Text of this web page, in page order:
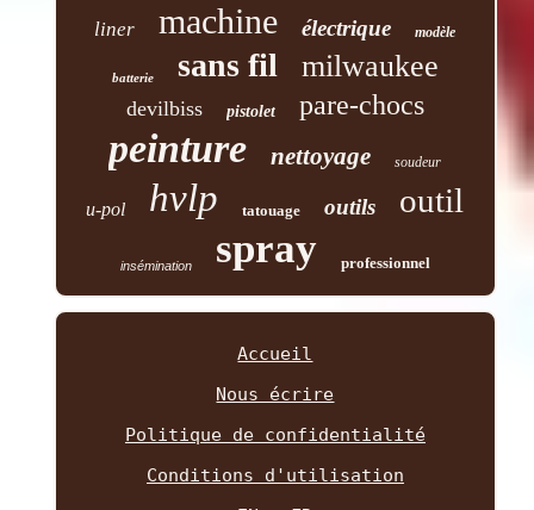
liner machine électrique modèle
batterie sans fil milwaukee
devilbiss pistolet pare-chocs
peinture nettoyage soudeur
u-pol hvlp tatouage outils outil
insémination spray professionnel
Accueil
Nous écrire
Politique de confidentialité
Conditions d'utilisation